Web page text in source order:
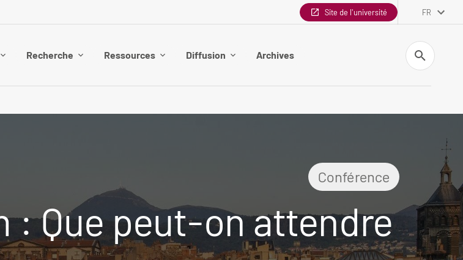
Site de l'université FR
Recherche Ressources Diffusion Archives
Recherche
Conférence
: Que peut-on attendre